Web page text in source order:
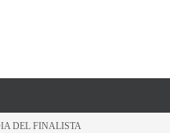
DEL FINALISTA